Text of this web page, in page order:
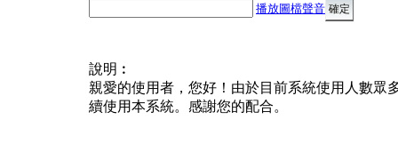
播放圖檔聲音
說明︰
親愛的使用者，您好！由於目前系統使用人數眾
續使用本系統。感謝您的配合。